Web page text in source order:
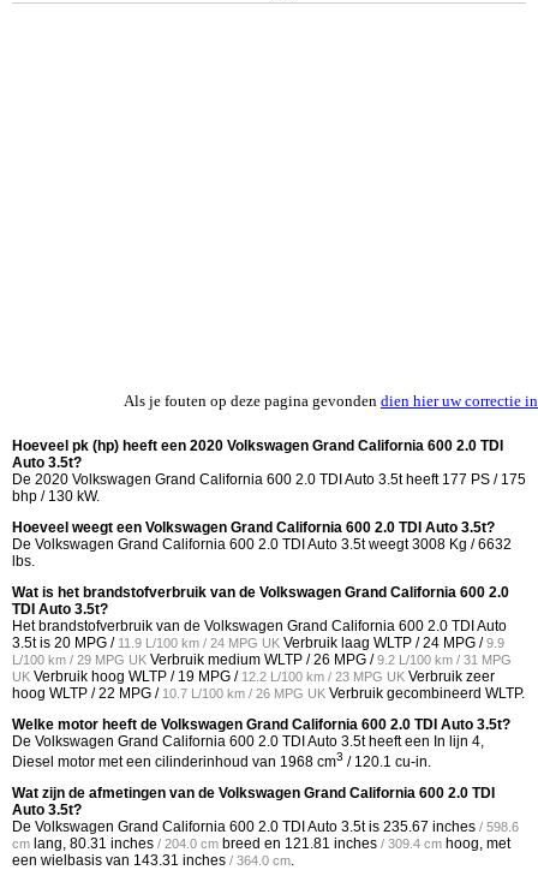
Als je fouten op deze pagina gevonden dien hier uw correctie in
Hoeveel pk (hp) heeft een 2020 Volkswagen Grand California 600 2.0 TDI
Auto 3.5t?
De 2020 Volkswagen Grand California 600 2.0 TDI Auto 3.5t heeft 177 PS / 175
bhp / 130 kW.
Hoeveel weegt een Volkswagen Grand California 600 2.0 TDI Auto 3.5t?
De Volkswagen Grand California 600 2.0 TDI Auto 3.5t weegt 3008 Kg / 6632
lbs.
Wat is het brandstofverbruik van de Volkswagen Grand California 600 2.0
TDI Auto 3.5t?
Het brandstofverbruik van de Volkswagen Grand California 600 2.0 TDI Auto
3.5t is 20 MPG / 11.9 L/100 km / 24 MPG UK Verbruik laag WLTP /24 MPG /9.9
L/100 km / 29 MPG UK Verbruik medium WLTP /26 MPG /9.2 L/100 km / 31 MPG
UK Verbruik hoog WLTP / 19 MPG / 12.2 L/100 km / 23 MPG UK Verbruik zeer
hoog WLTP /22 MPG / 10.7 L/100 km / 26 MPG UK Verbruik gecombineerd WLTP.
Welke motor heeft de Volkswagen Grand California 600 2.0 TDI Auto 3.5t?
De Volkswagen Grand California 600 2.0 TDI Auto 3.5t heeft een In lijn 4,
Diesel motor met een cilinderinhoud van 1968 cm3 / 120.1 cu-in.
Wat zijn de afmetingen van de Volkswagen Grand California 600 2.0 TDI
Auto 3.5t?
De Volkswagen Grand California 600 2.0 TDI Auto 3.5t is 235.67 inches / 598.6
cm lang, 80.31 inches / 204.0 cm breed en 121.81 inches / 309.4 cm hoog, met
een wielbasis van 143.31 inches / 364.0 cm